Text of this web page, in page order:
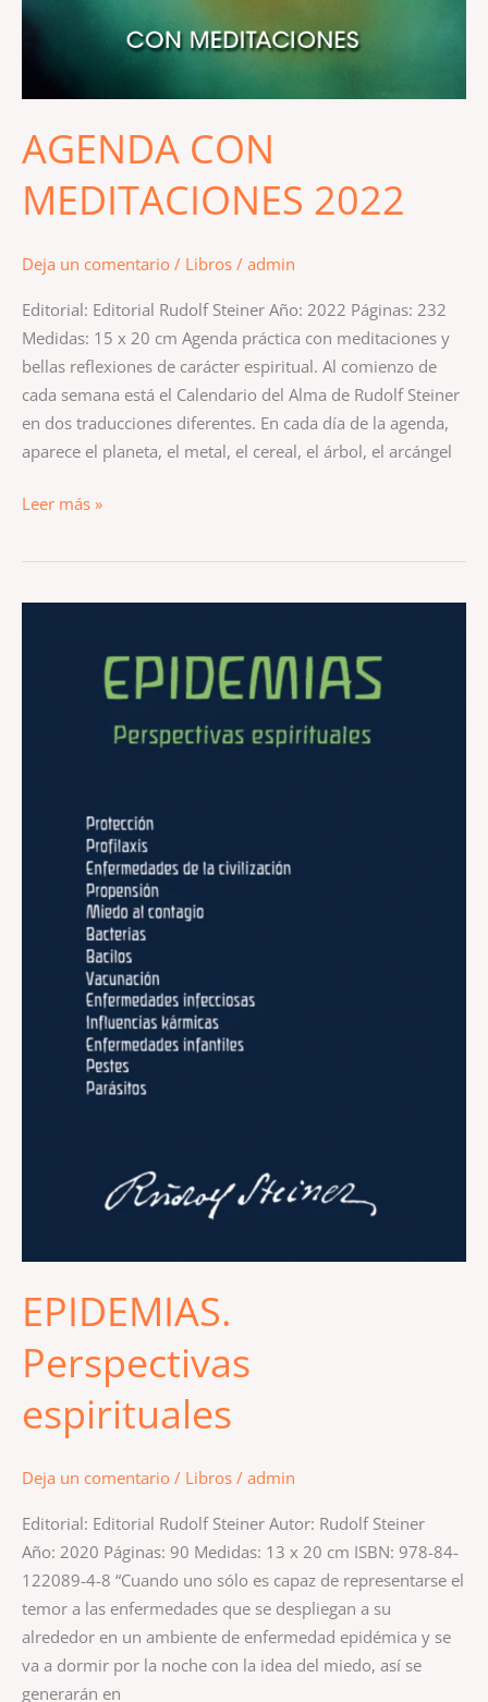
AGENDA CON
MEDITACIONES 2022
Deja un comentario / Libros / admin
Editorial: Editorial Rudolf Steiner Año: 2022 Páginas: 232
Medidas: 15 x 20 cm Agenda práctica con meditaciones y
bellas reflexiones de carácter espiritual. Al comienzo de
cada semana está el Calendario del Alma de Rudolf Steiner
en dos traducciones diferentes. En cada día de la agenda,
aparece el planeta, el metal, el cereal, el árbol, el arcángel
Leer más »
EPIDEMIAS.
Perspectivas
espirituales
Deja un comentario / Libros / admin
Editorial: Editorial Rudolf Steiner Autor: Rudolf Steiner
Año: 2020 Páginas: 90 Medidas: 13 x 20 cm ISBN: 978-84-
122089-4-8 “Cuando uno sólo es capaz de representarse el
temor a las enfermedades que se despliegan a su
alrededor en un ambiente de enfermedad epidémica y se
va a dormir por la noche con la idea del miedo, así se
generarán en
espirituales